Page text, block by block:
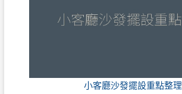
小客廳沙發擺設重點整理